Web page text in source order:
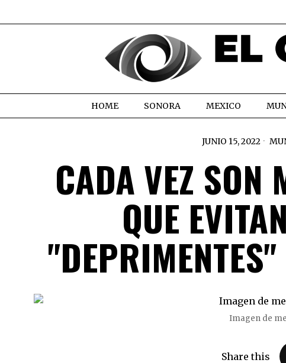
HOME SONORA MEXICO
JUNIO 15, 2022
CADA VEZ SON
QUE
Imagen de
Share this